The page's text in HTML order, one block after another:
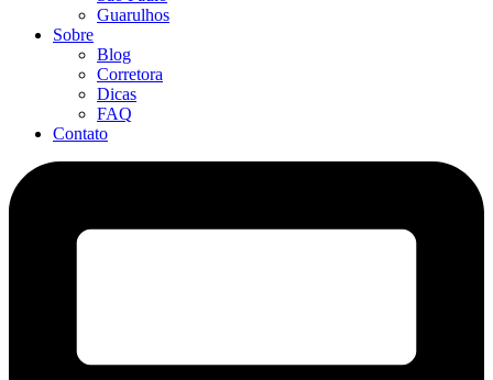
Guarulhos
Sobre
Blog
Corretora
Dicas
FAQ
Contato